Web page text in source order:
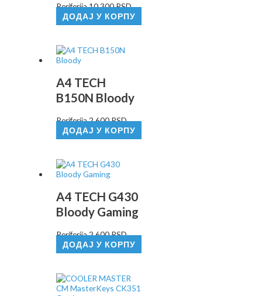
Periferija10.300RSD
ДОДАЈ У КОРПУ
A4 TECH
B150N Bloody
Periferija2.600RSD
ДОДАЈ У КОРПУ
A4 TECH G430
Bloody Gaming
Periferija2.600RSD
ДОДАЈ У КОРПУ